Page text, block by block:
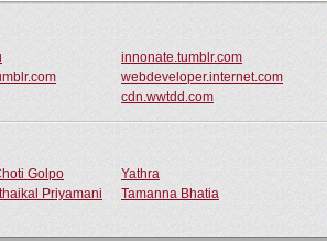
innonate.tumblr.com
webdeveloper.internet.com
cdn.wwtdd.com
Golpo Yathra
Priyamani Tamanna Bhatia